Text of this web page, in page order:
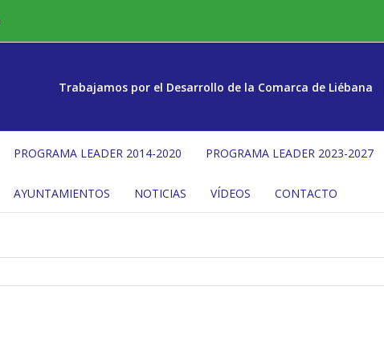
Trabajamos por el Desarrollo de la Comarca de Liébana
PROGRAMA LEADER 2014-2020 PROGRAMA LEADER 2023-2027
AYUNTAMIENTOS NOTICIAS VÍDEOS CONTACTO